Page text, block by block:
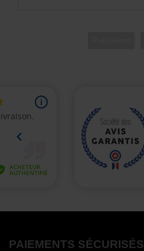
PAIEMENTS SÉCURISÉS